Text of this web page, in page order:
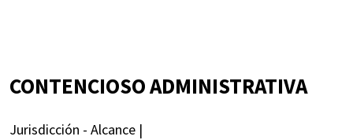
CONTENCIOSO ADMINISTRATIVA
Jurisdicción - Alcance |